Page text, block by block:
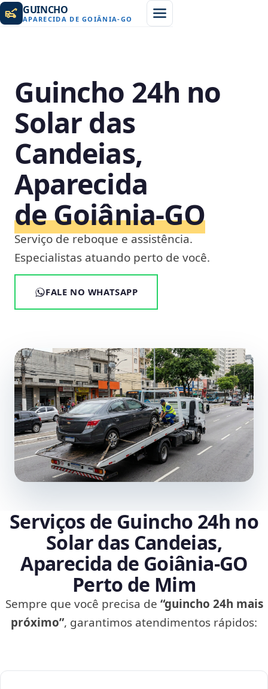
GUINCHO
APARECIDA DE GOIÂNIA-GO
Guincho 24h no
Solar das
Candeias,
Aparecida
de Goiânia‑GO
Serviço de reboque e assistência.
Especialistas atuando perto de você.
FALE NO WHATSAPP
Serviços de Guincho 24h no
Solar das Candeias,
Aparecida de Goiânia‑GO
Perto de Mim
Sempre que você precisa de “guincho 24h mais
próximo”, garantimos atendimentos rápidos: